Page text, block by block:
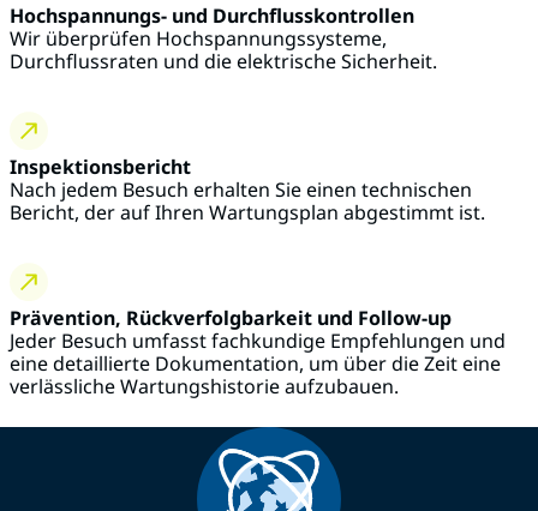
Hochspannungs- und Durchflusskontrollen
Wir überprüfen Hochspannungssysteme,
Durchflussraten und die elektrische Sicherheit.
Inspektionsbericht
Nach jedem Besuch erhalten Sie einen technischen
Bericht, der auf Ihren Wartungsplan abgestimmt ist.
Prävention, Rückverfolgbarkeit und Follow-up
Jeder Besuch umfasst fachkundige Empfehlungen und
eine detaillierte Dokumentation, um über die Zeit eine
verlässliche Wartungshistorie aufzubauen.